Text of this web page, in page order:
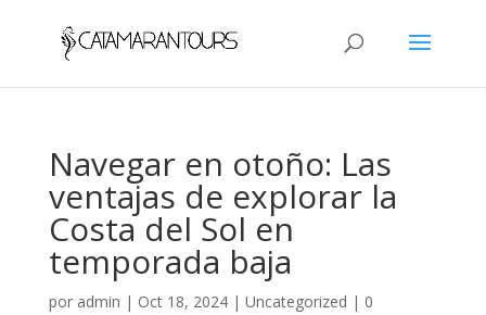
Navegar en otoño: Las
ventajas de explorar la
Costa del Sol en
temporada baja
por admin | Oct 18, 2024| Uncategorized | 0